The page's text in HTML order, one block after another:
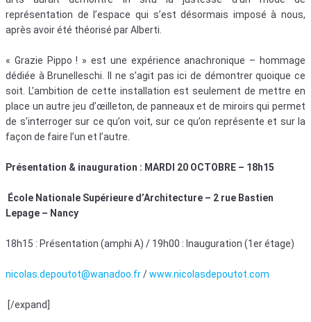
représentation de l’espace qui s’est désormais imposé à nous,
après avoir été théorisé par Alberti.
« Grazie Pippo ! » est une expérience anachronique – hommage
dédiée à Brunelleschi. Il ne s’agit pas ici de démontrer quoique ce
soit. L’ambition de cette installation est seulement de mettre en
place un autre jeu d’œilleton, de panneaux et de miroirs qui permet
de s’interroger sur ce qu’on voit, sur ce qu’on représente et sur la
façon de faire l’un et l’autre.
Présentation & inauguration : MARDI 20 OCTOBRE – 18h15
École Nationale Supérieure d’Architecture – 2 rue Bastien
Lepage – Nancy
18h15 : Présentation (amphi A) / 19h00 : Inauguration (1er étage)
nicolas.depoutot@wanadoo.fr/www.nicolasdepoutot.com
[/expand]